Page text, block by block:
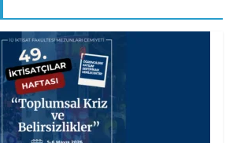
BİZ İKTİSATLILAR: İÇİMİZDEN BİRİ PROF.
…